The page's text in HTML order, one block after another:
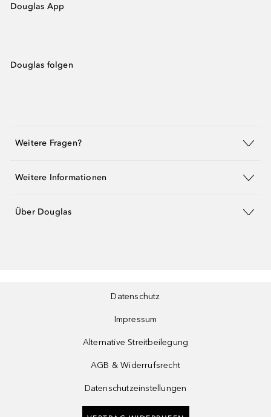
Douglas App
Douglas folgen
Weitere Fragen?
Weitere Informationen
Über Douglas
Datenschutz
Impressum
Alternative Streitbeilegung
AGB & Widerrufsrecht
Datenschutzeinstellungen